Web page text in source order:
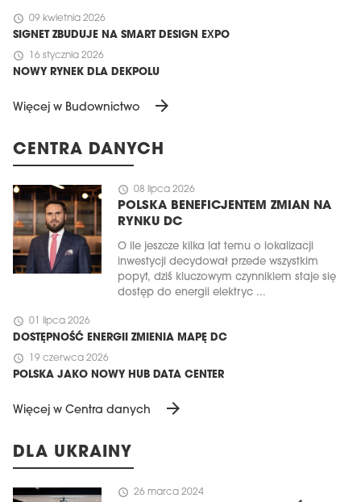
schedule 09 kwietnia 2026
SIGNET ZBUDUJE NA SMART DESIGN EXPO
schedule 16 stycznia 2026
NOWY RYNEK DLA DEKPOLU
Więcej w Budownictwo arrow_forward
CENTRA DANYCH
schedule 08 lipca 2026
POLSKA BENEFICJENTEM ZMIAN NA
RYNKU DC
O ile jeszcze kilka lat temu o lokalizacji
inwestycji decydował przede wszystkim
popyt, dziś kluczowym czynnikiem staje się
dostęp do energii elektryc ...
schedule 01 lipca 2026
DOSTĘPNOŚĆ ENERGII ZMIENIA MAPĘ DC
schedule 19 czerwca 2026
POLSKA JAKO NOWY HUB DATA CENTER
Więcej w Centra danych arrow_forward
DLA UKRAINY
schedule 26 marca 2024